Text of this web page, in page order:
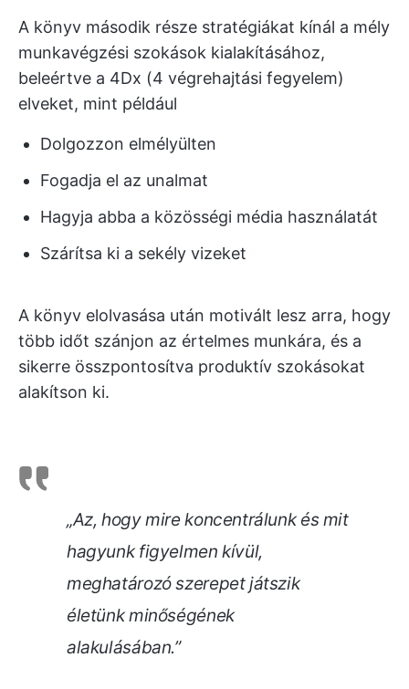
A könyv második része stratégiákat kínál a mély
munkavégzési szokások kialakításához,
beleértve a 4Dx (4 végrehajtási fegyelem)
elveket, mint például
Dolgozzon elmélyülten
Fogadja el az unalmat
Hagyja abba a közösségi média használatát
Szárítsa ki a sekély vizeket
A könyv elolvasása után motivált lesz arra, hogy
több időt szánjon az értelmes munkára, és a
sikerre összpontosítva produktív szokásokat
alakítson ki.
„Az, hogy mire koncentrálunk és mit
hagyunk figyelmen kívül,
meghatározó szerepet játszik
életünk minőségének
alakulásában.”